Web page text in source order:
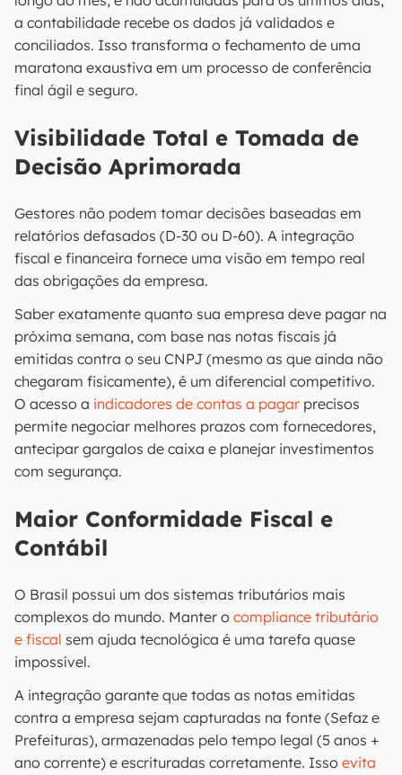
a contabilidade recebe os dados já validados e
conciliados. Isso transforma o fechamento de uma
maratona exaustiva em um processo de conferência
final ágil e seguro.
Visibilidade Total e Tomada de
Decisão Aprimorada
Gestores não podem tomar decisões baseadas em
relatórios defasados (D-30 ou D-60). A integração
fiscal e financeira fornece uma visão em tempo real
das obrigações da empresa.
Saber exatamente quanto sua empresa deve pagar na
próxima semana, com base nas notas fiscais já
emitidas contra o seu CNPJ (mesmo as que ainda não
chegaram fisicamente), é um diferencial competitivo.
O acesso a indicadores de contas a pagar precisos
permite negociar melhores prazos com fornecedores,
antecipar gargalos de caixa e planejar investimentos
com segurança.
Maior Conformidade Fiscal e
Contábil
O Brasil possui um dos sistemas tributários mais
complexos do mundo. Manter o compliance tributário
e fiscal sem ajuda tecnológica é uma tarefa quase
impossível.
A integração garante que todas as notas emitidas
contra a empresa sejam capturadas na fonte (Sefaz e
Prefeituras), armazenadas pelo tempo legal (5 anos +
ano corrente) e escrituradas corretamente. Isso evita